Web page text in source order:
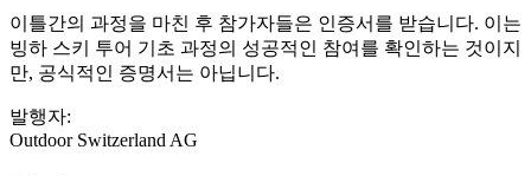
이틀간의 과정을 마친 후 참가자들은 인증서를 받습니다. 이는
빙하 스키 투어 기초 과정의 성공적인 참여를 확인하는 것이지
만, 공식적인 증명서는 아닙니다.
발행자:
Outdoor Switzerland AG